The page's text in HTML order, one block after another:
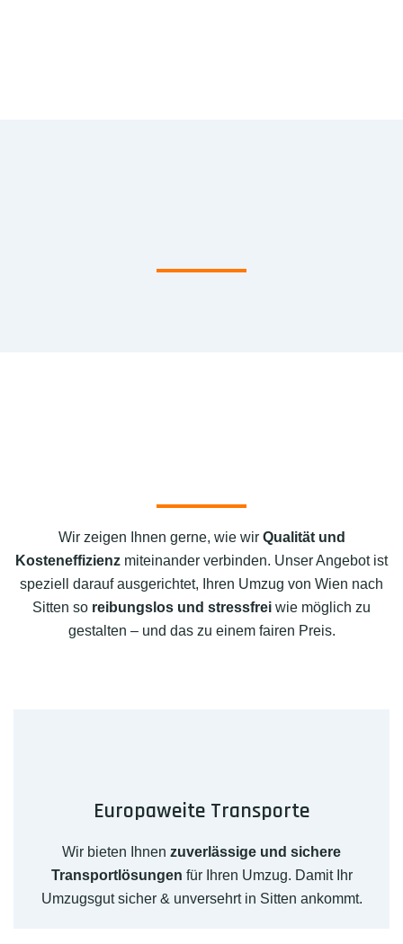
Wir zeigen Ihnen gerne, wie wir Qualität und
Kosteneffizienz miteinander verbinden. Unser Angebot ist
speziell darauf ausgerichtet, Ihren Umzug von Wien nach
Sitten so reibungslos und stressfrei wie möglich zu
gestalten – und das zu einem fairen Preis.
Europaweite Transporte
Wir bieten Ihnen zuverlässige und sichere
Transportlösungen für Ihren Umzug. Damit Ihr
Umzugsgut sicher & unversehrt in Sitten ankommt.